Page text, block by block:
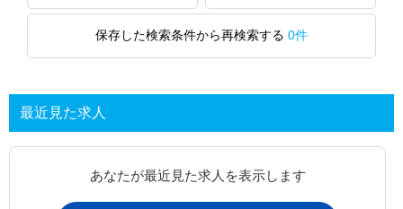
保存した検索条件から再検索する 0件
最近見た求人
あなたが最近見た求人を表示します